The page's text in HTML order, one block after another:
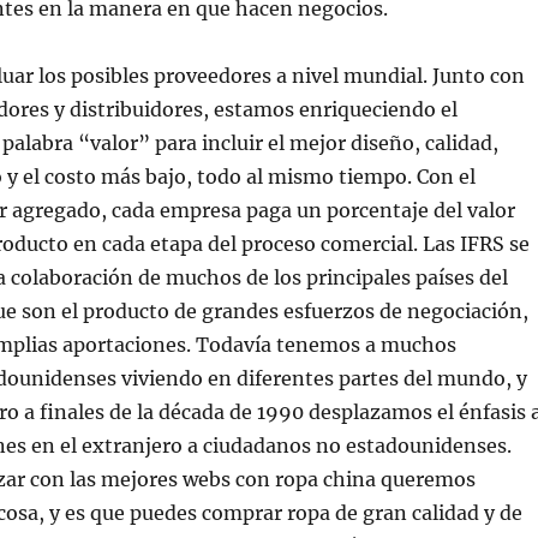
en la manera en que hacen negocios.
los posibles proveedores a nivel mundial. Junto con
y distribuidores, estamos enriqueciendo el
“valor” para incluir el mejor diseño, calidad,
el costo más bajo, todo al mismo tiempo. Con el
agregado, cada empresa paga un porcentaje del valor
en cada etapa del proceso comercial. Las IFRS se
colaboración de muchos de los principales países del
son el producto de grandes esfuerzos de negociación,
aportaciones. Todavía tenemos a muchos
viviendo en diferentes partes del mundo, y
a finales de la década de 1990 desplazamos el énfasis
en el extranjero a ciudadanos no estadounidenses.
con las mejores webs con ropa china queremos
y es que puedes comprar ropa de gran calidad y de